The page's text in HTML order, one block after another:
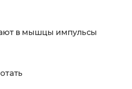
в мышцы импульсы